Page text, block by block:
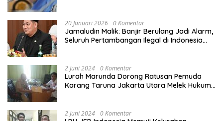
20 Januari 2026 0 Komentar
Jamaludin Malik: Banjir Berulang Jadi Alarm,
Seluruh Pertambangan Ilegal di Indonesia
2 Juni 2024 0 Komentar
Lurah Marunda Dorong Ratusan Pemuda
Karang Taruna Jakarta Utara Melek Hukum
2 Juni 2024 0 Komentar